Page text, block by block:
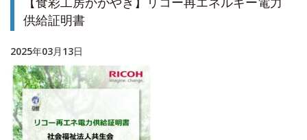
供給証明書
2025年03月13日